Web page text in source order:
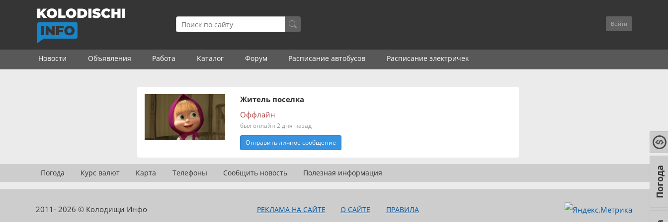
Войти
Новости Объявления Работа Каталог Форум Расписание автобусов Расписание электричек
Житель поселка
Оффлайн
был онлайн 2 дня назад
Отправить личное сообщение
Погода Курс валют Карта Телефоны Сообщить новость Полезная информация
2011- 2026 © Колодищи Инфо РЕКЛАМА НА САЙТЕ О САЙТЕ
ПРАВИЛА
Погода